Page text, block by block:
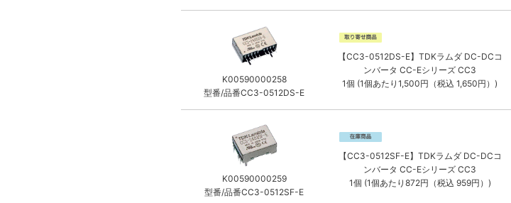
K00590000258
型番/品番CC3-0512DS-E
【CC3-0512DS-E】TDKラムダ DC-DCコ
ンバータ CC-Eシリーズ CC3
1個 (1個あたり1,500円（税込 1,650円）)
K00590000259
型番/品番CC3-0512SF-E
【CC3-0512SF-E】TDKラムダ DC-DCコ
ンバータ CC-Eシリーズ CC3
1個 (1個あたり872円（税込 959円）)